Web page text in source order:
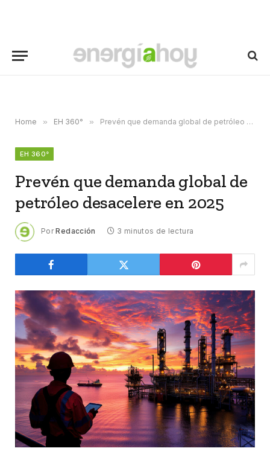
Home » EH 360° » Prevén que demanda global de petróleo desacelere en 2025
EH 360°
Prevén que demanda global de
petróleo desacelere en 2025
Por Redacción 3 minutos de lectura